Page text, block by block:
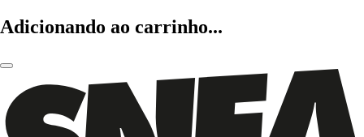
Adicionando ao carrinho...